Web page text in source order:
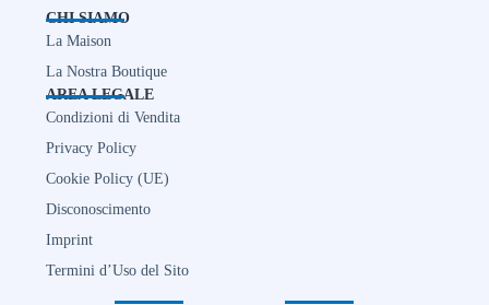
CHI SIAMO
La Maison
La Nostra Boutique
AREA LEGALE
Condizioni di Vendita
Privacy Policy
Cookie Policy (UE)
Disconoscimento
Imprint
Termini d’Uso del Sito